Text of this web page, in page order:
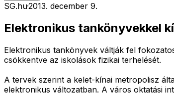
SG.hu·2013. december 9.
Elektronikus tankönyvekkel
Elektronikus tankönyvek váltják fel
csökkentve az iskolások fizikai terhelését.
A tervek szerint a kelet-kínai metropolisz
elektronikus változatban. A város oktatási